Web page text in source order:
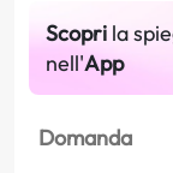
Scopri la
nell'App
Domanda